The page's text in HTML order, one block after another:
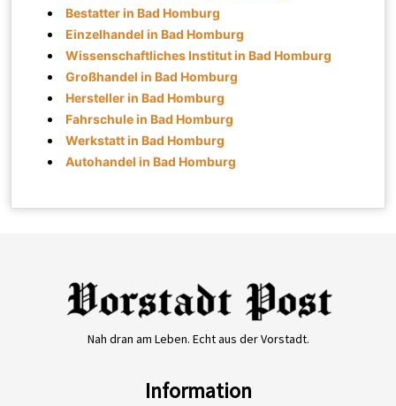
Bestatter in Bad Homburg
Einzelhandel in Bad Homburg
Wissenschaftliches Institut in Bad Homburg
Großhandel in Bad Homburg
Hersteller in Bad Homburg
Fahrschule in Bad Homburg
Werkstatt in Bad Homburg
Autohandel in Bad Homburg
Nah dran am Leben. Echt aus der Vorstadt.
Information